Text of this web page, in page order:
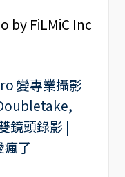
by FiLMiC Inc